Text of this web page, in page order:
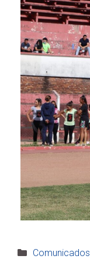
Categorías
Comunicados